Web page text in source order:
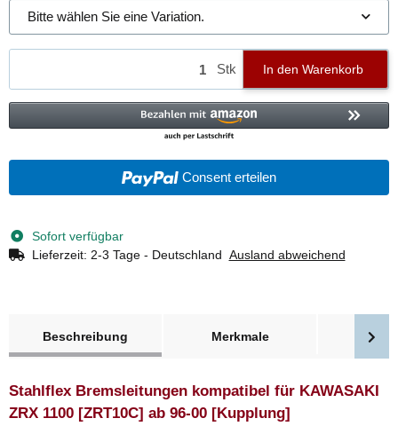
Bitte wählen Sie eine Variation.
Stk In den Warenkorb
Consent erteilen
Sofort verfügbar
Lieferzeit: 2-3 Tage - Deutschland Ausland abweichend
Beschreibung
Merkmale
Stahlflex Bremsleitungen kompatibel für KAWASAKI
ZRX 1100 [ZRT10C] ab 96-00 [Kupplung]